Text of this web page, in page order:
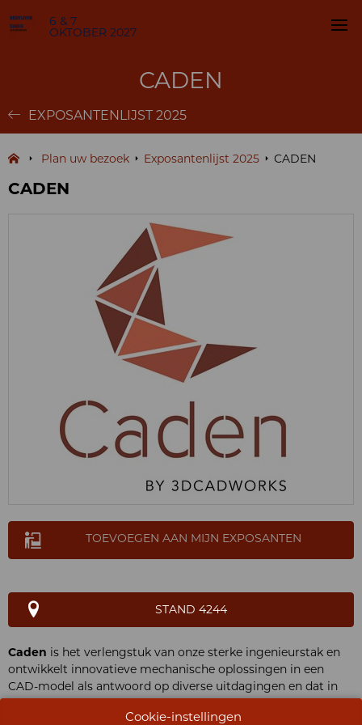
6 & 7
OKTOBER 2027
CADEN
EXPOSANTENLIJST 2025
Plan uw bezoek Exposantenlijst 2025 CADEN
CADEN
TOEVOEGEN AAN MIJN EXPOSANTEN
STAND 4244
Caden is het verlengstuk van onze sterke ingenieurstak en
ontwikkelt innovatieve mechanische oplossingen in een
CAD-model als antwoord op diverse uitdagingen en dat in
een brede industriële context. Naast het design besteden we
bovendien veel aandacht aan esthetiek, gebruikservaring en
Cookie-instellingen